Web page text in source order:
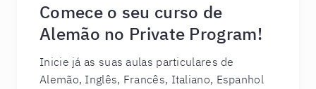
Comece o seu curso de
Alemão no Private Program!
Inicie já as suas aulas particulares de
Alemão, Inglês, Francês, Italiano, Espanhol